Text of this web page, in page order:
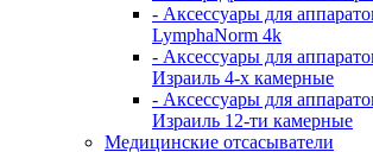
- Аксессуары для
LymphaNorm 4k
- Аксессуары для
Израиль 4-х камерные
- Аксессуары для
Израиль 12-ти камерные
Медицинские отсасыватели